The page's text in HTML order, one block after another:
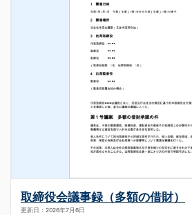
取締役会議事録（多額の借財）
更新日：2026年7月6日